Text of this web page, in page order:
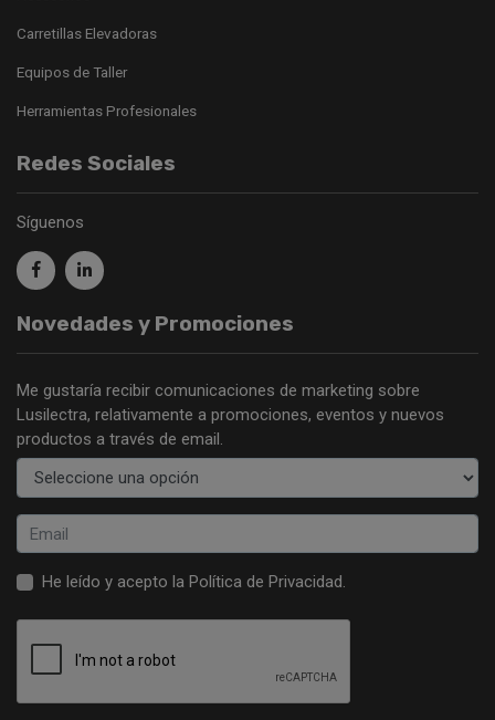
Carretillas Elevadoras
Equipos de Taller
Herramientas Profesionales
Redes Sociales
Síguenos
Novedades y Promociones
Me gustaría recibir comunicaciones de marketing sobre
Lusilectra, relativamente a promociones, eventos y nuevos
productos a través de email.
He leído y acepto la Política de Privacidad.